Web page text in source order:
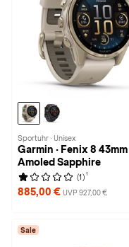
Sportuhr · Unisex
Garmin · Fenix 8 43mm
Amoled Sapphire
(1) 1
885,00 € UVP 927,00 €
Sale